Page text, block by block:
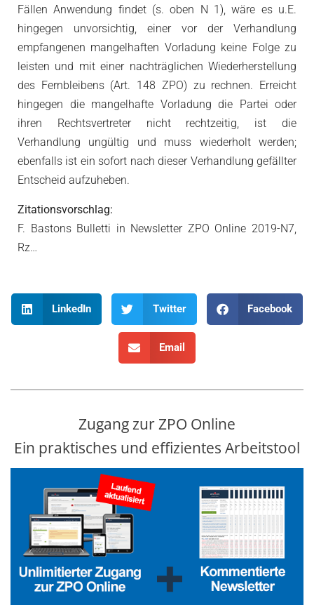
Fällen Anwendung findet (s. oben N 1), wäre es u.E.
hingegen unvorsichtig, einer vor der Verhandlung
empfangenen mangelhaften Vorladung keine Folge zu
leisten und mit einer nachträglichen Wiederherstellung
des Fernbleibens (Art. 148 ZPO) zu rechnen. Erreicht
hingegen die mangelhafte Vorladung die Partei oder
ihren Rechtsvertreter nicht rechtzeitig, ist die
Verhandlung ungültig und muss wiederholt werden;
ebenfalls ist ein sofort nach dieser Verhandlung gefällter
Entscheid aufzuheben.
Zitationsvorschlag:
F. Bastons Bulletti in Newsletter ZPO Online 2019-N7,
Rz…
LinkedIn Twitter Facebook
Email
Zugang zur ZPO Online
Ein praktisches und effizientes Arbeitstool